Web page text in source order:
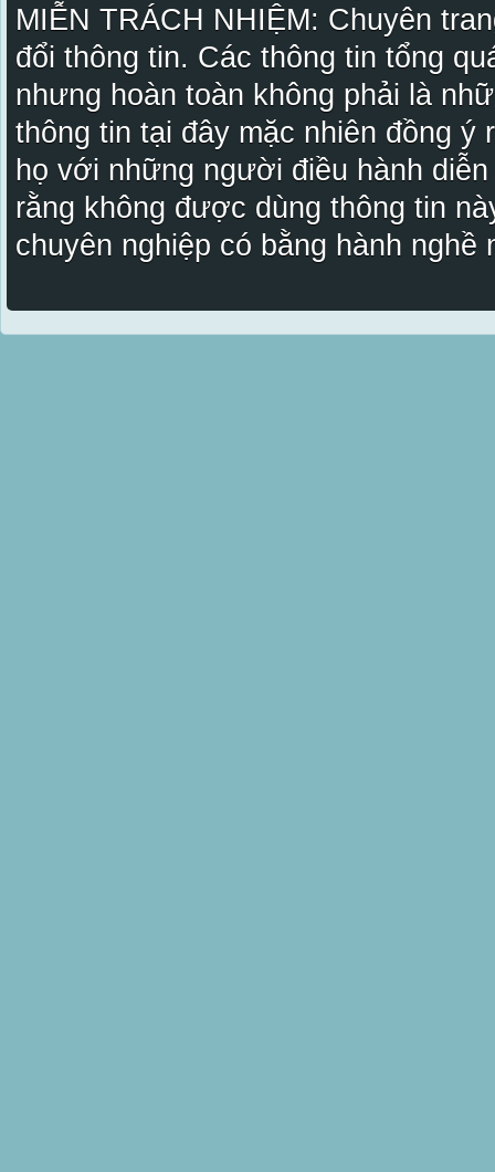
MIỄN TRÁCH NHIỆM: Chuyên
đổi thông tin. Các thông tin tổng
nhưng hoàn toàn không phải là
thông tin tại đây mặc nhiên đồng ý
họ với những người điều hành
rằng không được dùng thông tin
chuyên nghiệp có bằng hành